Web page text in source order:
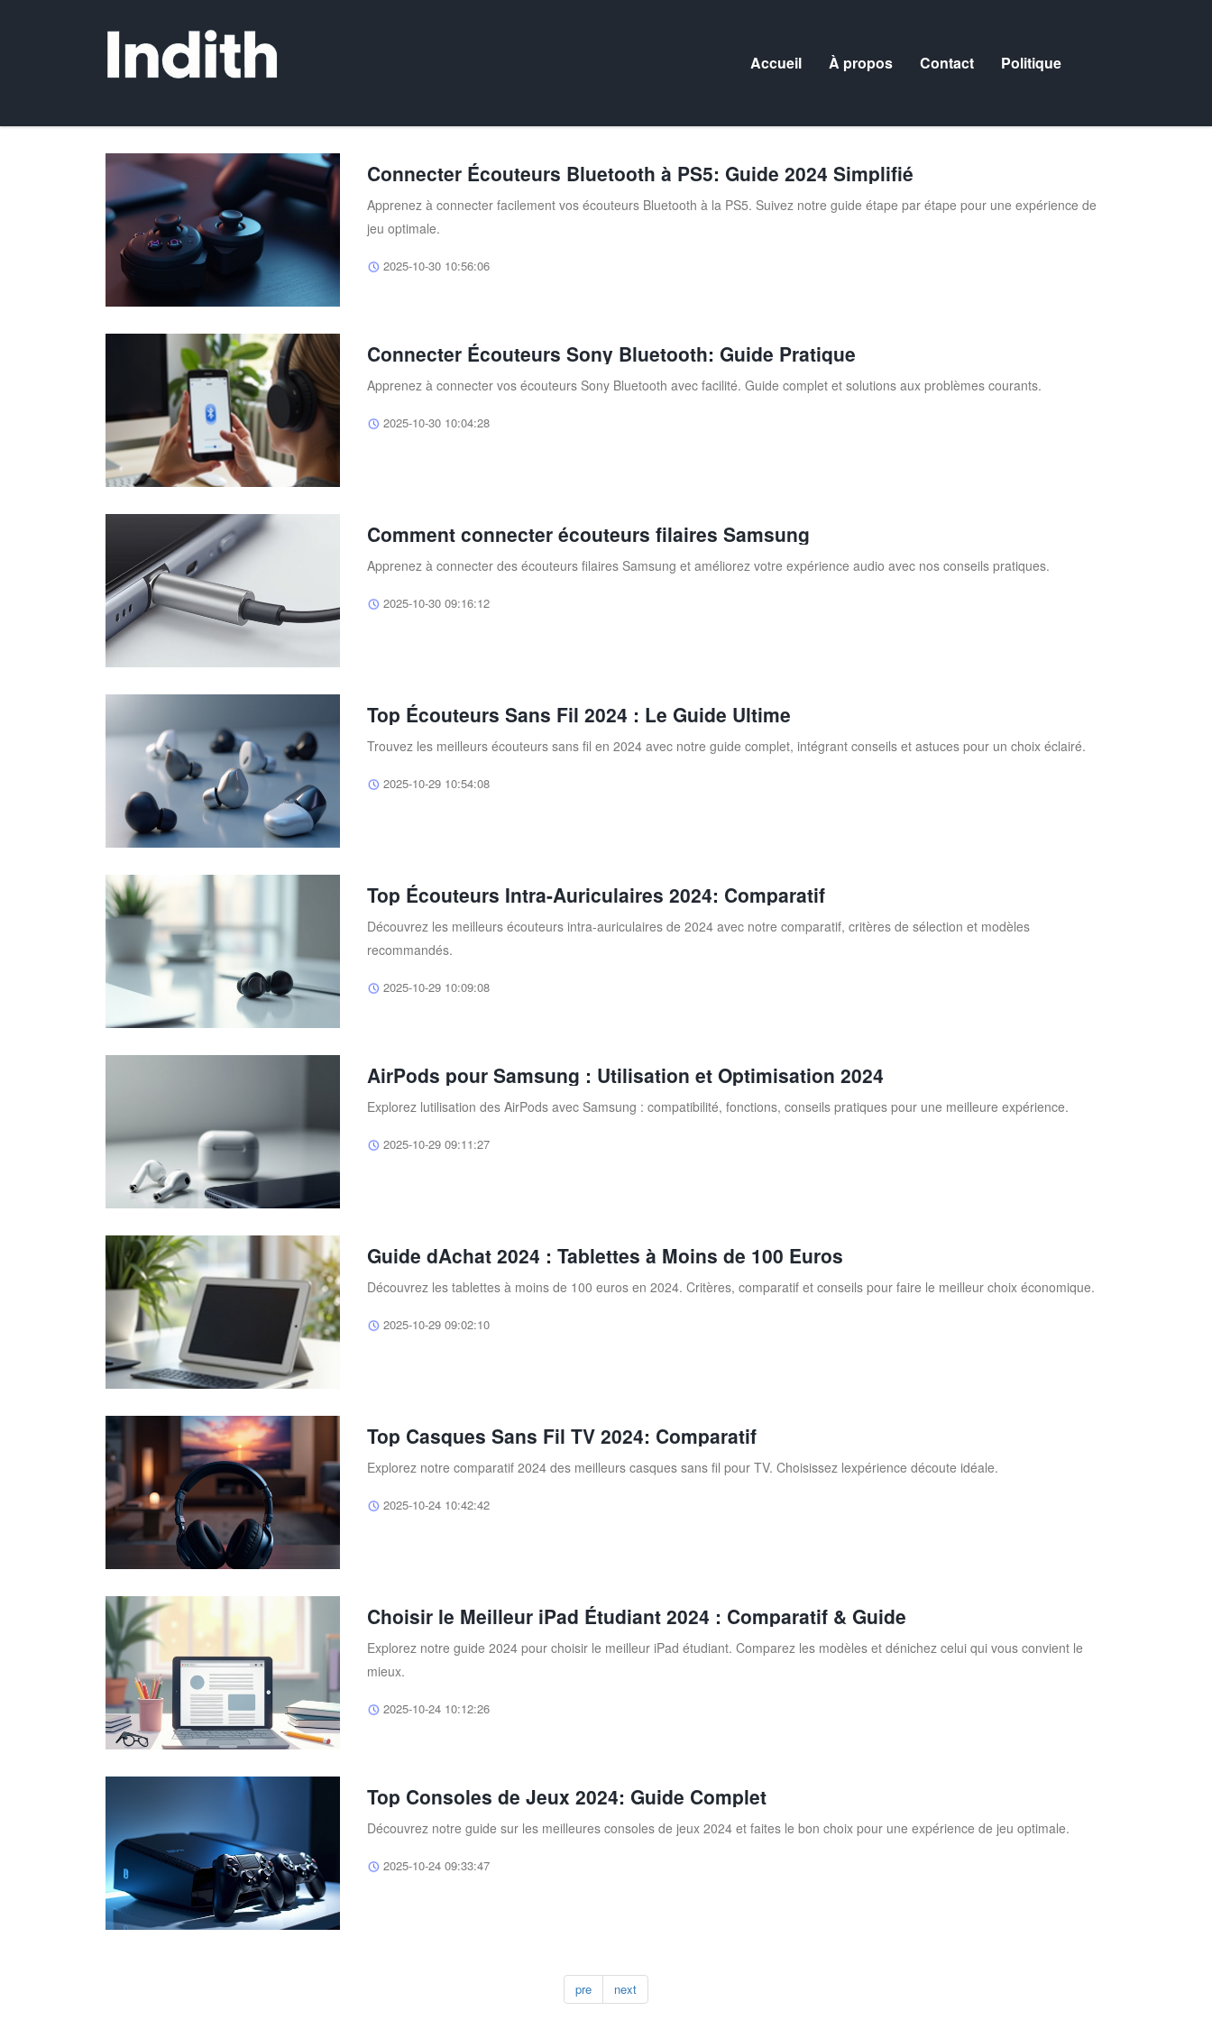
Accueil À propos Contact Politique
Connecter Écouteurs Bluetooth à PS5: Guide 2024 Simplifié
Apprenez à connecter facilement vos écouteurs Bluetooth à la PS5. Suivez notre guide étape par étape pour une expérience de
jeu optimale.
2025-10-30 10:56:06
Connecter Écouteurs Sony Bluetooth: Guide Pratique
Apprenez à connecter vos écouteurs Sony Bluetooth avec facilité. Guide complet et solutions aux problèmes courants.
2025-10-30 10:04:28
Comment connecter écouteurs filaires Samsung
Apprenez à connecter des écouteurs filaires Samsung et améliorez votre expérience audio avec nos conseils pratiques.
2025-10-30 09:16:12
Top Écouteurs Sans Fil 2024 : Le Guide Ultime
Trouvez les meilleurs écouteurs sans fil en 2024 avec notre guide complet, intégrant conseils et astuces pour un choix éclairé.
2025-10-29 10:54:08
Top Écouteurs Intra-Auriculaires 2024: Comparatif
Découvrez les meilleurs écouteurs intra-auriculaires de 2024 avec notre comparatif, critères de sélection et modèles
recommandés.
2025-10-29 10:09:08
AirPods pour Samsung : Utilisation et Optimisation 2024
Explorez lutilisation des AirPods avec Samsung : compatibilité, fonctions, conseils pratiques pour une meilleure expérience.
2025-10-29 09:11:27
Guide dAchat 2024 : Tablettes à Moins de 100 Euros
Découvrez les tablettes à moins de 100 euros en 2024. Critères, comparatif et conseils pour faire le meilleur choix économique.
2025-10-29 09:02:10
Top Casques Sans Fil TV 2024: Comparatif
Explorez notre comparatif 2024 des meilleurs casques sans fil pour TV. Choisissez lexpérience découte idéale.
2025-10-24 10:42:42
Choisir le Meilleur iPad Étudiant 2024 : Comparatif & Guide
Explorez notre guide 2024 pour choisir le meilleur iPad étudiant. Comparez les modèles et dénichez celui qui vous convient le
mieux.
2025-10-24 10:12:26
Top Consoles de Jeux 2024: Guide Complet
Découvrez notre guide sur les meilleures consoles de jeux 2024 et faites le bon choix pour une expérience de jeu optimale.
2025-10-24 09:33:47
pre next